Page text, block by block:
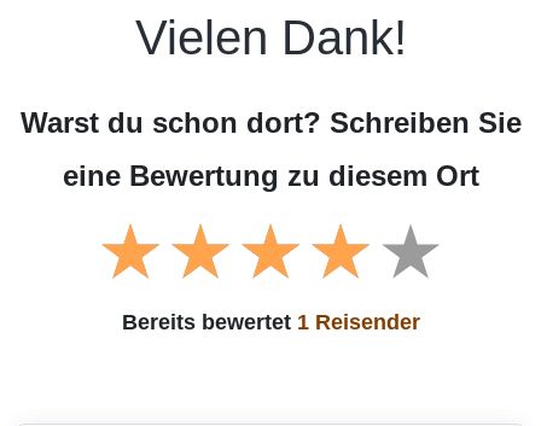
Vielen Dank!
Warst du schon dort? Schreiben Sie
eine Bewertung zu diesem Ort
Bereits bewertet 1 Reisender